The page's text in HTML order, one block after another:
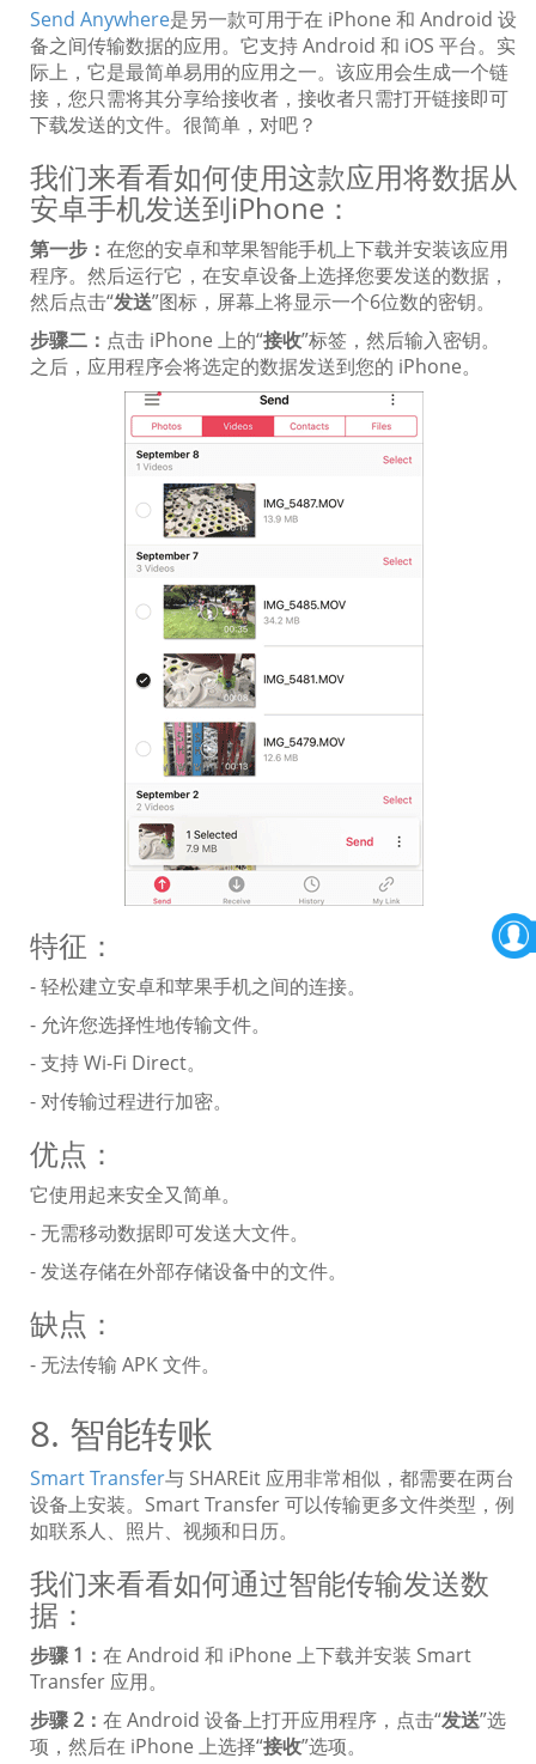
Send Anywhere是另一款可用于在 iPhone 和 Android 设
备之间传输数据的应用。它支持 Android 和 iOS 平台。实
际上，它是最简单易用的应用之一。该应用会生成一个链
接，您只需将其分享给接收者，接收者只需打开链接即可
下载发送的文件。很简单，对吧？
我们来看看如何使用这款应用将数据从
安卓手机发送到iPhone：
第一步： 在您的安卓和苹果智能手机上下载并安装该应用
程序。然后运行它，在安卓设备上选择您要发送的数据，
然后点击“发送”图标，屏幕上将显示一个6位数的密钥。
步骤二： 点击 iPhone 上的“接收”标签，然后输入密钥。
之后，应用程序会将选定的数据发送到您的 iPhone。
特征：
- 轻松建立安卓和苹果手机之间的连接。
- 允许您选择性地传输文件。
- 支持 Wi-Fi Direct。
- 对传输过程进行加密。
优点：
它使用起来安全又简单。
- 无需移动数据即可发送大文件。
- 发送存储在外部存储设备中的文件。
缺点：
- 无法传输 APK 文件。
8. 智能转账
Smart Transfer与 SHAREit 应用非常相似，都需要在两台
设备上安装。Smart Transfer 可以传输更多文件类型，例
如联系人、照片、视频和日历。
我们来看看如何通过智能传输发送数
据：
步骤 1： 在 Android 和 iPhone 上下载并安装 Smart
Transfer 应用。
步骤 2： 在 Android 设备上打开应用程序，点击“发送”选
项，然后在 iPhone 上选择“接收”选项。